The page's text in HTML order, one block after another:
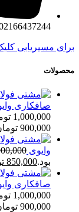
برای مسیریابی
محصولات
صافکاری
1,000,000 تومان بود.
900,000 تومان.
وایوی
بود.850,000
صافکاری
1,000,000 تومان بود.
900,000 تومان.